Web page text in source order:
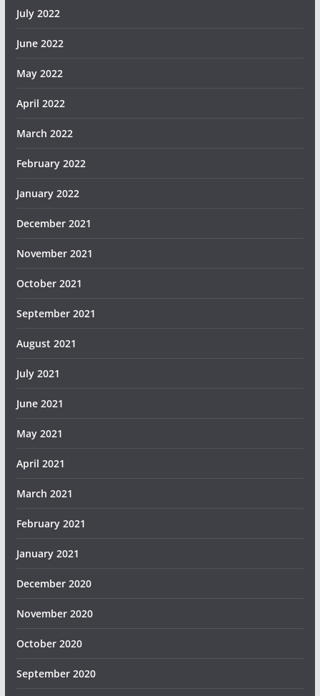
July 2022
June 2022
May 2022
April 2022
March 2022
February 2022
January 2022
December 2021
November 2021
October 2021
September 2021
August 2021
July 2021
June 2021
May 2021
April 2021
March 2021
February 2021
January 2021
December 2020
November 2020
October 2020
September 2020